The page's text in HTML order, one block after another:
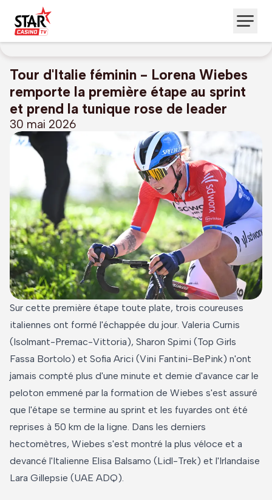
Tour d'Italie féminin - Lorena Wiebes
remporte la première étape au sprint
et prend la tunique rose de leader
30 mai 2026
Sur cette première étape toute plate, trois coureuses
italiennes ont formé l'échappée du jour. Valeria Curnis
(Isolmant-Premac-Vittoria), Sharon Spimi (Top Girls
Fassa Bortolo) et Sofia Arici (Vini Fantini-BePink) n'ont
jamais compté plus d'une minute et demie d'avance car le
peloton emmené par la formation de Wiebes s'est assuré
que l'étape se termine au sprint et les fuyardes ont été
reprises à 50 km de la ligne. Dans les derniers
hectomètres, Wiebes s'est montré la plus véloce et a
devancé l'Italienne Elisa Balsamo (Lidl-Trek) et l'Irlandaise
Lara Gillepsie (UAE ADQ).